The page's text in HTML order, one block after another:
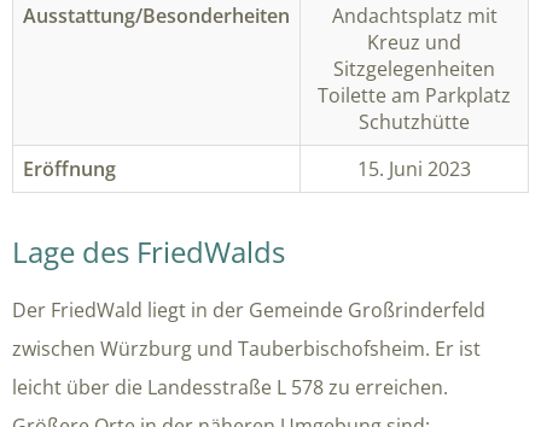
Ausstattung/Besonderheiten
Andachtsplatz mit
Kreuz und
Sitzgelegenheiten
Toilette am Parkplatz
Schutzhütte
Eröffnung
15. Juni 2023
Lage des FriedWalds
Der FriedWald liegt in der Gemeinde Großrinderfeld
zwischen Würzburg und Tauberbischofsheim. Er ist
leicht über die Landesstraße L 578 zu erreichen.